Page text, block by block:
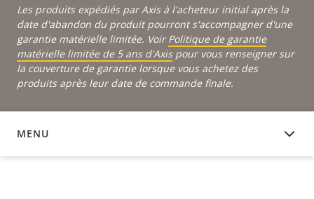
Les produits expédiés par Axis à l'acheteur initial après la
date d'abandon du produit pourront s'accompagner d'une
garantie matérielle limitée. Voir Politique de garantie
matérielle limitée de 5 ans d'Axispour vous renseigner sur
la couverture de garantie lorsque vous achetez des
produits après leur date de commande finale.
MENU
LOGICIEL DU DISPOSITIF